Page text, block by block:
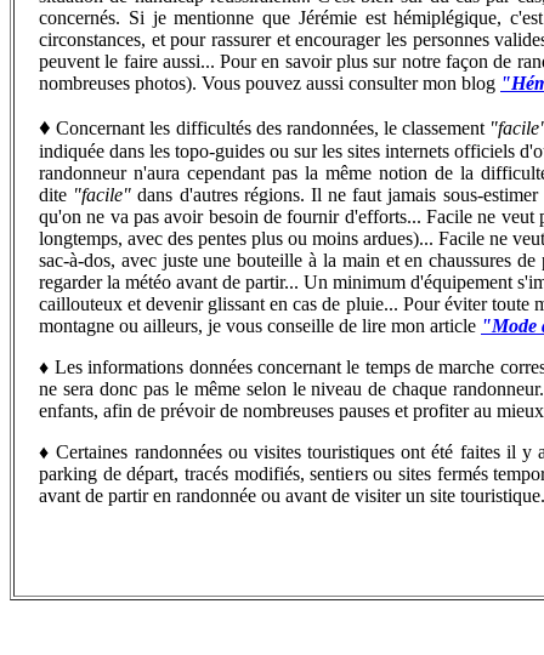
concernés. Si je mentionne que Jérémie est hémiplégique,
circonstances, et pour rassurer et encourager les personnes
peuvent le faire aussi...Pour en savoir plus sur notre façon de
nombreuses photos). Vous pouvez aussi consulter mon blog
♦ Concernant les difficultés des randonnées, le classement
indiquée dans les topo-guides ou sur les sites internets officiels
randonneur n'aura cependant pas la même notion de la
dite "facile" dans d'autres régions. Il ne faut jamais sous-
qu'on ne va pas avoir besoin de fournir d'efforts... Facile ne
longtemps, avec des pentes plus ou moins ardues)... Facile ne
sac-à-dos, avec juste une bouteille à la main et en chaussures
regarder la météo avant de partir... Un minimum d'équipement
caillouteux et devenir glissant en cas de pluie... Pour éviter toute
montagne ou ailleurs, je vous conseille de lire mon article "Mode
♦ Les informations données concernant le temps de marche
ne sera donc pas le même selon le niveau de chaque
enfants, afin de prévoir de nombreuses pauses et profiter au
♦Certaines randonnées ou visites touristiques ont été faites il y
parking de départ, tracés modifiés, sentiers ou sites fermés
avant de partir en randonnée ou avant de visiter un site